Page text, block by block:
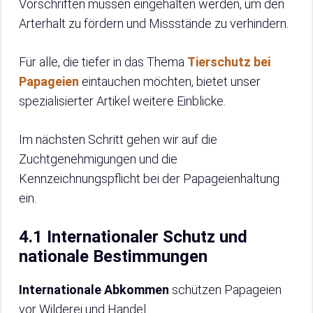
Vorschriften müssen eingehalten werden, um den
Arterhalt zu fördern und Missstände zu verhindern.
Für alle, die tiefer in das Thema Tierschutz bei
Papageien eintauchen möchten, bietet unser
spezialisierter Artikel weitere Einblicke.
Im nächsten Schritt gehen wir auf die
Zuchtgenehmigungen und die
Kennzeichnungspflicht bei der Papageienhaltung
ein.
4.1 Internationaler Schutz und
nationale Bestimmungen
Internationale Abkommen schützen Papageien
vor Wilderei und Handel.